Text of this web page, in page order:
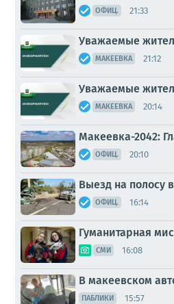
ОФИЦ. 21:33
Уважаемые
МАКЕЕВКА 21:12
Уважаемые
МАКЕЕВКА 20:14
Макеевка-2042:
ОФИЦ. 20:10
Выезд на полосу
ОФИЦ. 16:14
Гуманитарная
СМИ 16:08
В макеевском
ПАБЛИКИ 15:57